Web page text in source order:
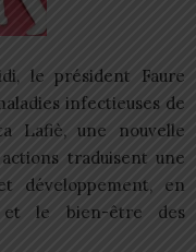
le président Faure
infectieuses de
Lafiè, une nouvelle
traduisent une
développement, en
et le bien-être des